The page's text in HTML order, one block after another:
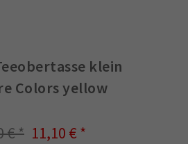
klein
Colors yellow
€
11,10 €